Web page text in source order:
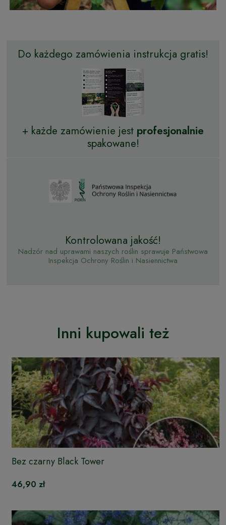
Do każdego zamówienia instrukcja gratis!
+ każde zamówienie jest profesjonalnie
spakowane!
Kontrolowana jakość!
Nadzór nad uprawami naszych roślin sprawuje Państwowa
Inspekcja Ochrony Roślin i Nasiennictwa
Inni kupowali też
Bez czarny Black Tower
46,90 zł